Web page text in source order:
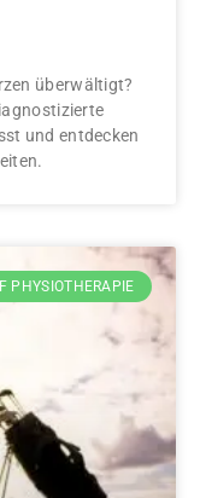
überwältigt?
und entdecken
PHYSIOTHERAPIE